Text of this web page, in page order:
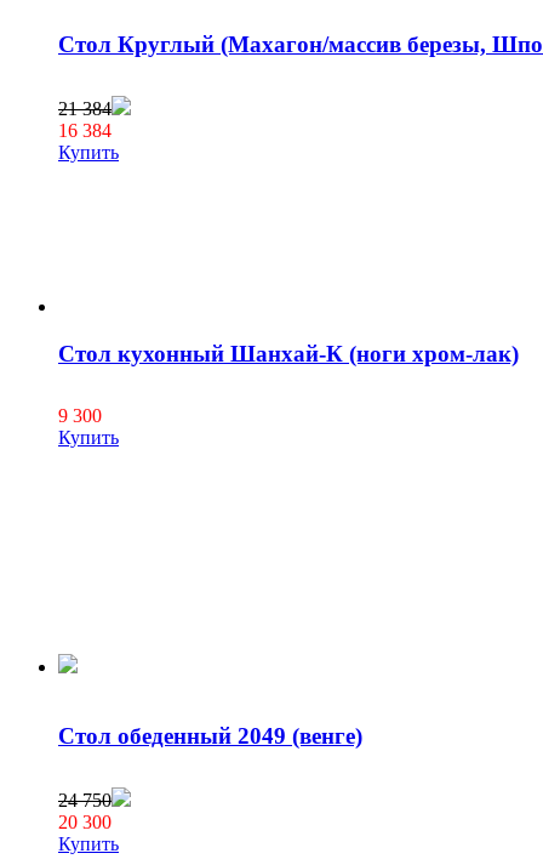
Стол Круглый (Махагон/массив березы,
21 384
16 384
Купить
Стол кухонный Шанхай-К (ноги хром-лак)
9 300
Купить
Стол обеденный 2049 (венге)
24 750
20 300
Купить